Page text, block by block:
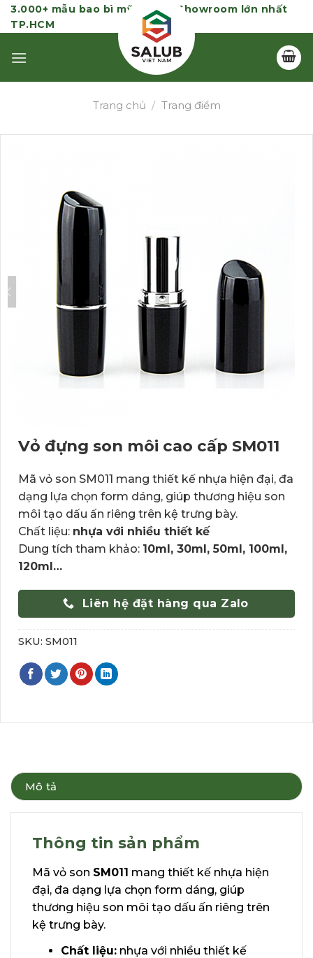
Skip
to
3.000+ mẫu bao bì mỹ phẩm | Showroom lớn nhất
TP.HCM
Trang chủ / Trang điểm
Vỏ đựng son môi cao cấp SM011
Mã vỏ son SM011 mang thiết kế nhựa hiện đại, đa
dạng lựa chọn form dáng, giúp thương hiệu son
môi tạo dấu ấn riêng trên kệ trưng bày.
Chất liệu: nhựa với nhiều thiết kế
Dung tích tham khảo: 10ml, 30ml, 50ml, 100ml,
120ml…
Liên hệ đặt hàng qua Zalo
SKU: SM011
Mô tả
Thông tin sản phẩm
Mã vỏ son SM011 mang thiết kế nhựa hiện
đại, đa dạng lựa chọn form dáng, giúp
thương hiệu son môi tạo dấu ấn riêng trên
kệ trưng bày.
Chất liệu:nhựa với nhiều thiết kế